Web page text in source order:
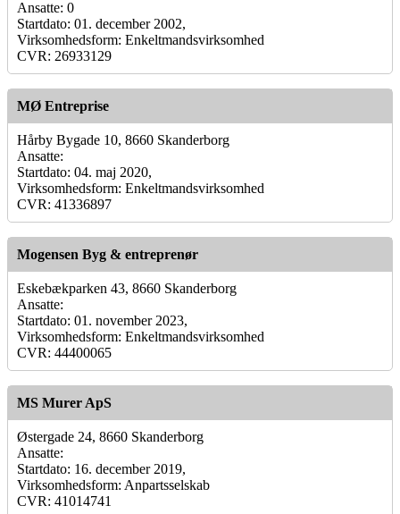
Ansatte: 0
Startdato: 01. december 2002,
Virksomhedsform: Enkeltmandsvirksomhed
CVR: 26933129
MØ Entreprise
Hårby Bygade 10, 8660 Skanderborg
Ansatte:
Startdato: 04. maj 2020,
Virksomhedsform: Enkeltmandsvirksomhed
CVR: 41336897
Mogensen Byg & entreprenør
Eskebækparken 43, 8660 Skanderborg
Ansatte:
Startdato: 01. november 2023,
Virksomhedsform: Enkeltmandsvirksomhed
CVR: 44400065
MS Murer ApS
Østergade 24, 8660 Skanderborg
Ansatte:
Startdato: 16. december 2019,
Virksomhedsform: Anpartsselskab
CVR: 41014741